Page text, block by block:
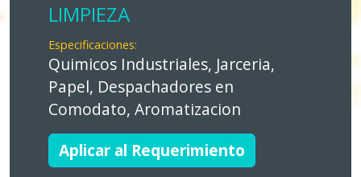
LIMPIEZA
Especificaciones:
Quimicos Industriales, Jarceria,
Papel, Despachadores en
Comodato, Aromatizacion
Aplicar al Requerimiento